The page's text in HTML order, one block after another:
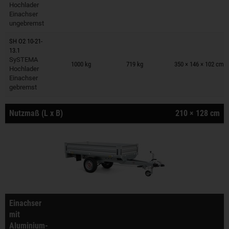
Hochlader
Einachser
ungebremst
SH O2 10-21-
13.1
SySTEMA
Hochlader
Einachser
gebremst
1000 kg 719 kg 350 × 146 × 102 cm
Anhänger auf Merkzettel
Nutzmaß (L x B) 210 × 128 cm
Einachser
mit
Aluminium-